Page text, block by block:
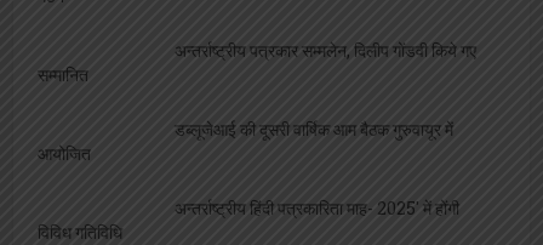
अन्तर्राष्ट्रीय पत्रकार सम्मलेन, दिलीप गोंडवी किये गए
सम्मानित
डब्लूजेआई की दूसरी वार्षिक आम बैठक गुरुवायूर में
आयोजित
अन्तर्राष्ट्रीय हिंदी पत्रकारिता माह- 2025′ में होंगी
विविध गतिविधि